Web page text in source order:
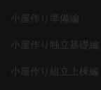
小屋作り準備編
小屋作り独立基礎編
小屋作り組立上棟編